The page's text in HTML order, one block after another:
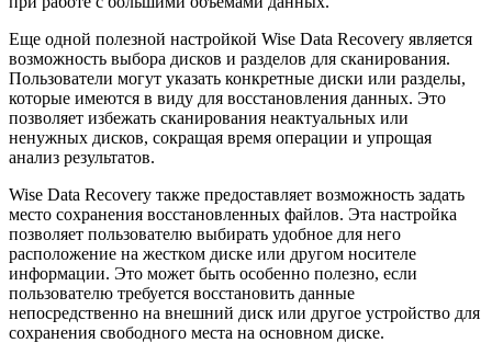
Еще одной полезной настройкой Wise Data Recovery является
возможность выбора дисков и разделов для сканирования.
Пользователи могут указать конкретные диски или разделы,
которые имеются в виду для восстановления данных. Это
позволяет избежать сканирования неактуальных или
ненужных дисков, сокращая время операции и упрощая
анализ результатов.
Wise Data Recovery также предоставляет возможность задать
место сохранения восстановленных файлов. Эта настройка
позволяет пользователю выбирать удобное для него
расположение на жестком диске или другом носителе
информации. Это может быть особенно полезно, если
пользователю требуется восстановить данные
непосредственно на внешний диск или другое устройство для
сохранения свободного места на основном диске.